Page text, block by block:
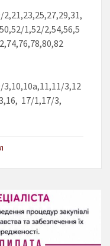
1,52/2,54,56,5
3,12
17/1,17/3,